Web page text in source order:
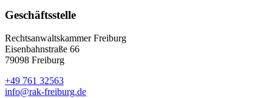
Geschäftsstelle
Rechtsanwaltskammer Freiburg
Eisenbahnstraße 66
79098 Freiburg
+49 761 32563
info@rak-freiburg.de